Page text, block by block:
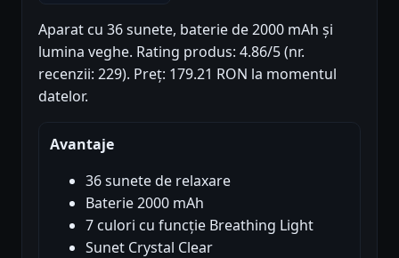
Aparat cu 36 sunete, baterie de 2000 mAh și
lumina veghe. Rating produs: 4.86/5 (nr.
recenzii: 229). Preț: 179.21 RON la momentul
datelor.
Avantaje
36 sunete de relaxare
Baterie 2000 mAh
7 culori cu funcție Breathing Light
Sunet Crystal Clear